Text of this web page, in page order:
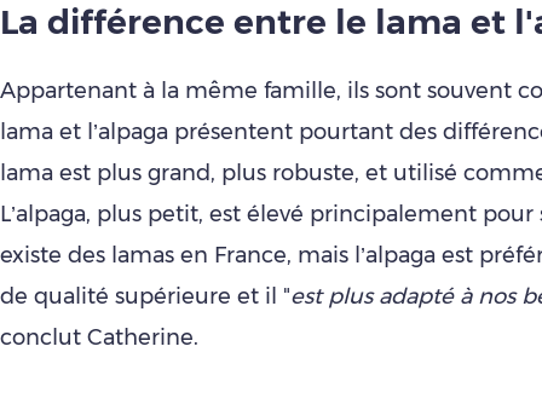
La différence entre le lama et
Appartenant à la même famille, ils sont souvent
lama et l’alpaga présentent pourtant des
lama est plus grand, plus robuste, et utilisé
L’alpaga, plus petit, est élevé principalement pour
existe des lamas en France, mais l’alpaga est
de qualité supérieure et il "est plus adapté à nos
conclut Catherine.